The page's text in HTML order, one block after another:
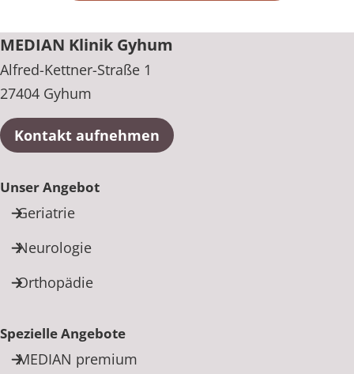
MEDIAN Klinik Gyhum
Alfred-Kettner-Straße 1
27404 Gyhum
Kontakt aufnehmen
Unser Angebot
Geriatrie
Neurologie
Orthopädie
Spezielle Angebote
MEDIAN premium